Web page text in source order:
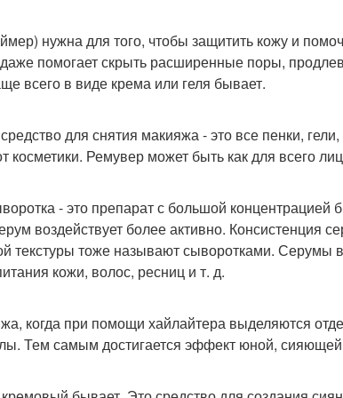
нужна для того, чтобы защитить кожу и
помогает скрыть расширенные поры,
всего в виде крема или геля бывает.
для снятия макияжа - это все пенки,
Ремувер может быть как для всего
- это препарат с большой концентрацией
воздействует более активно. Консистенция
текстуры тоже называют сыворотками. Серумы
кожи, волос, ресниц и т. д.
когда при помощи хайлайтера выделяются
Тем самым достигается эффект юной,